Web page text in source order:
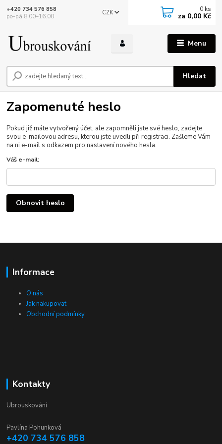
Menu
CZK
Hledat
+420 734 576 858
po–pá 8.00–16.00
0 ks
za 0,00 Kč
Zapomenuté heslo
Pokud již máte vytvořený účet, ale zapomněli jste své heslo, zadejte
svou e-mailovou adresu, kterou jste uvedli při registraci. Zašleme Vám
na ni e-mail s odkazem pro nastavení nového hesla.
Váš e-mail:
Obnovit heslo
Informace
O nás
Jak nakupovat
Obchodní podmínky
Kontakty
Ubrouskování
Pavlína Pohunková
+420 734 576 858